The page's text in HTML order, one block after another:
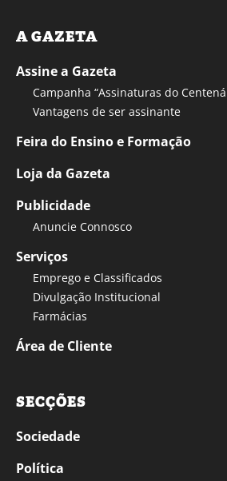
A GAZETA
Assine a Gazeta
Campanha “Assinaturas do
Vantagens de ser assinante
Feira do Ensino e Formação
Loja da Gazeta
Publicidade
Anuncie Connosco
Serviços
Emprego e Classificados
Divulgação Institucional
Farmácias
Área de Cliente
SECÇÕES
Sociedade
Política